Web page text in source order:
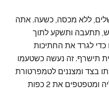
ללא מכסה, כשעה. אתה
תתעבה ותשקע לתוך
לגרד את החתיכות
תישרף. זה נעשה כשטעמו
בצד ומצננים לטמפרטורת
החדר. להגשה, מפזרים פטרוזיליה ומטפטפים את 2 כפות